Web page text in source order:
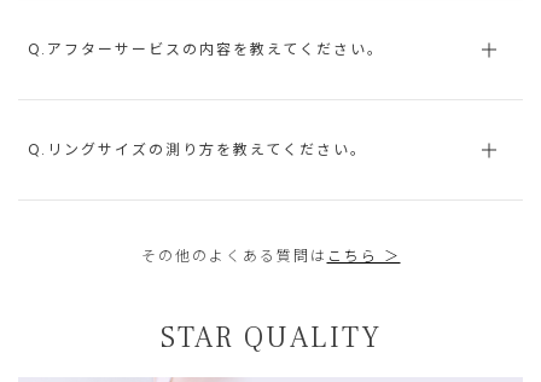
Q.アフターサービスの内容を教えてください。
Q.リングサイズの測り方を教えてください。
その他のよくある質問は こちら ＞
STAR QUALITY